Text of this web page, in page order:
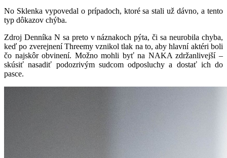
No Sklenka vypovedal o prípadoch, ktoré sa stali už dávno, a tento
typ dôkazov chýba.
Zdroj Denníka N sa preto v náznakoch pýta, či sa neurobila chyba,
keď po zverejnení Threemy vznikol tlak na to, aby hlavní aktéri boli
čo najskôr obvinení. Možno mohli byť na NAKA zdržanlivejší –
skúsiť nasadiť podozrivým sudcom odposluchy a dostať ich do
pasce.